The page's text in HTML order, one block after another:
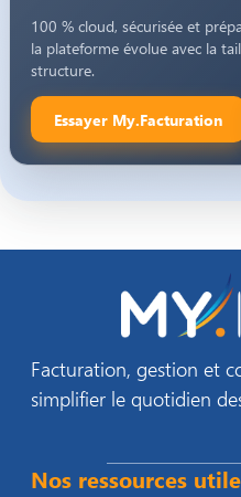
100 % cloud, sécurisée et
la plateforme évolue avec la
structure.
Essayer My.Facturation
Facturation, gestion et
simplifier le quotidien
Nos ressources